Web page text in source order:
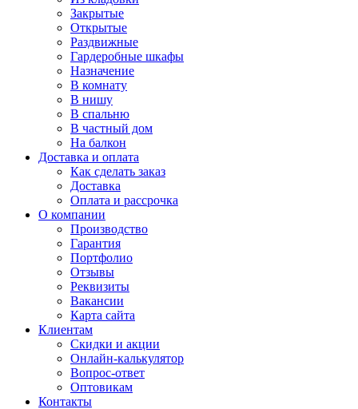
Закрытые
Открытые
Раздвижные
Гардеробные шкафы
Назначение
В комнату
В нишу
В спальню
В частный дом
На балкон
Доставка и оплата
Как сделать заказ
Доставка
Оплата и рассрочка
О компании
Производство
Гарантия
Портфолио
Отзывы
Реквизиты
Вакансии
Карта сайта
Клиентам
Скидки и акции
Онлайн-калькулятор
Вопрос-ответ
Оптовикам
Контакты